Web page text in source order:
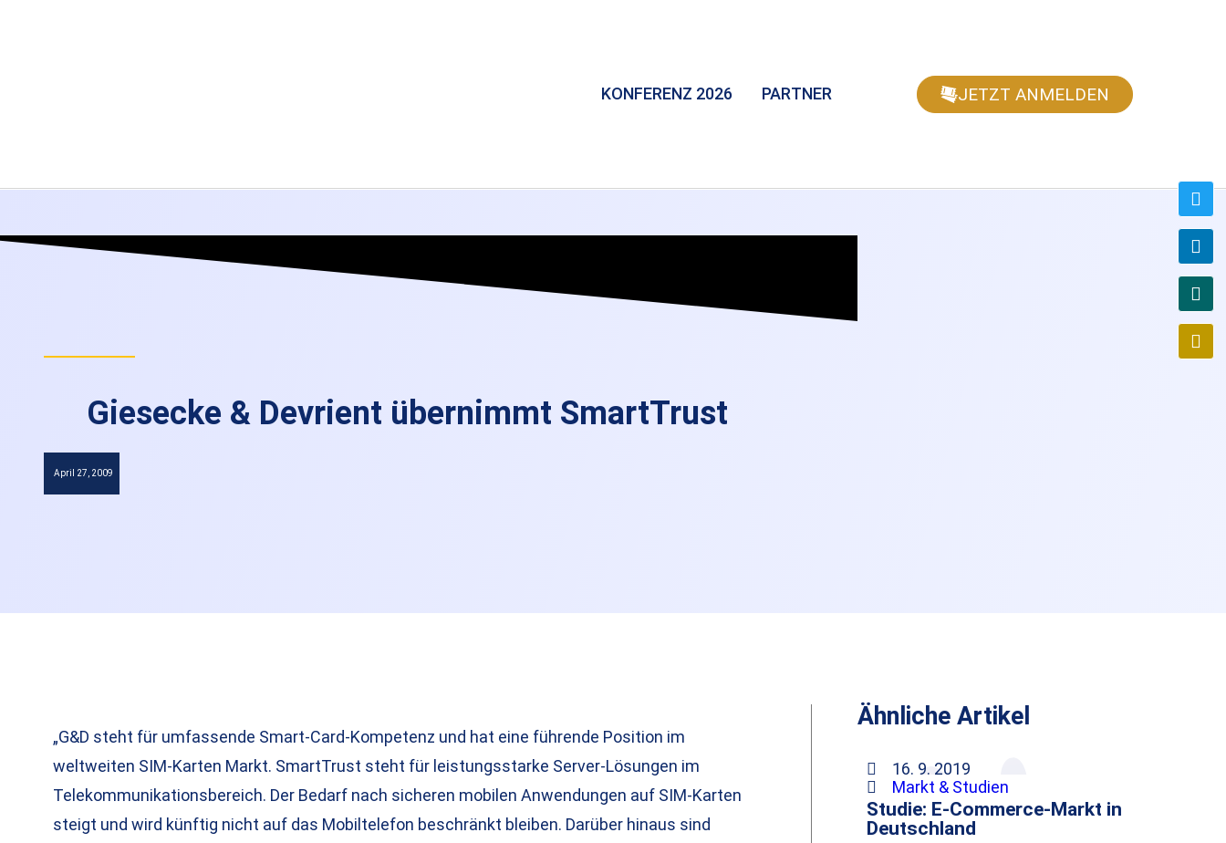
KONFERENZ 2026 PARTNER JETZT ANMELDEN
Giesecke & Devrient übernimmt SmartTrust
April 27, 2009
„G&D steht für umfassende Smart-Card-Kompetenz und hat eine führende Position im
weltweiten SIM-Karten Markt. SmartTrust steht für leistungsstarke Server-Lösungen im
Telekommunikationsbereich. Der Bedarf nach sicheren mobilen Anwendungen auf SIM-Karten
steigt und wird künftig nicht auf das Mobiltelefon beschränkt bleiben. Darüber hinaus sind
Ähnliche Artikel
16. 9. 2019
Markt & Studien
Studie: E-Commerce-Markt in
Deutschland